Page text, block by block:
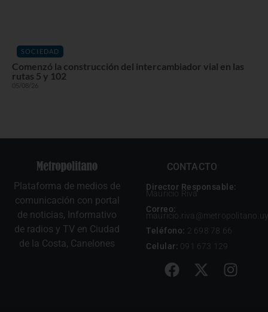
SOCIEDAD
Comenzó la construcción del intercambiador vial en las
rutas 5 y 102
05/08/26
Plataforma de medios de
comunicación con portal
de noticias, Informativo
de radios y TV en Ciudad
de la Costa, Canelones
CONTACTO
Director Responsable:
Mauricio Riva
Correo:
mauricio.riva@metropolitano.uy
Teléfono: 2 698 78 66
Celular: 091 673 129